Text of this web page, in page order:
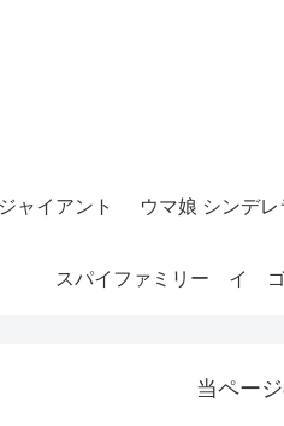
ャイアント ウマ娘 シンデレ
イ
スパイファミリー
当ペー